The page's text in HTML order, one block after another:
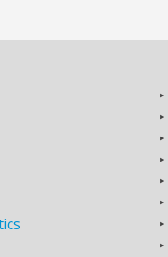
‣
‣
‣
‣
‣
‣
‣
‣